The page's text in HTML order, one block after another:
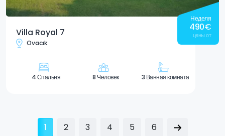
Villa Royal 7
Ovacık
Неделя
490€
цены от
4 Спальня 8 Человек 3 Ванная комната
1 2 3 4 5 6